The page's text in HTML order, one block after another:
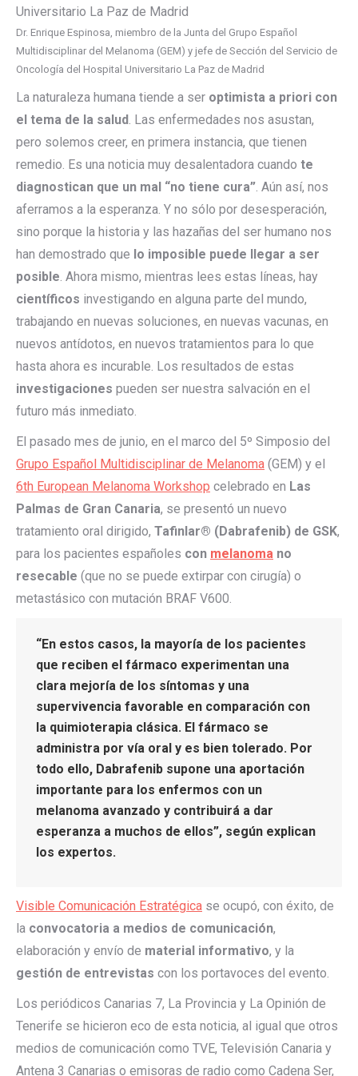
Dr. Enrique Espinosa, miembro de la Junta del Grupo Español
Multidisciplinar del Melanoma (GEM) y jefe de Sección del Servicio de
Oncología del Hospital Universitario La Paz de Madrid
La naturaleza humana tiende a ser optimista a priori con
el tema de la salud. Las enfermedades nos asustan,
pero solemos creer, en primera instancia, que tienen
remedio. Es una noticia muy desalentadora cuando te
diagnostican que un mal “no tiene cura”. Aún así, nos
aferramos a la esperanza. Y no sólo por desesperación,
sino porque la historia y las hazañas del ser humano nos
han demostrado que lo imposible puede llegar a ser
posible. Ahora mismo, mientras lees estas líneas, hay
científicos investigando en alguna parte del mundo,
trabajando en nuevas soluciones, en nuevas vacunas, en
nuevos antídotos, en nuevos tratamientos para lo que
hasta ahora es incurable. Los resultados de estas
investigaciones pueden ser nuestra salvación en el
futuro más inmediato.
El pasado mes de junio, en el marco del 5º Simposio del
Grupo Español Multidisciplinar de Melanoma (GEM) y el
6th European Melanoma Workshop celebrado en Las
Palmas de Gran Canaria, se presentó un nuevo
tratamiento oral dirigido, Tafinlar® (Dabrafenib) de GSK,
para los pacientes españoles con melanoma no
resecable (que no se puede extirpar con cirugía) o
metastásico con mutación BRAF V600.
“En estos casos, la mayoría de los pacientes
que reciben el fármaco experimentan una
clara mejoría de los síntomas y una
supervivencia favorable en comparación con
la quimioterapia clásica. El fármaco se
administra por vía oral y es bien tolerado. Por
todo ello, Dabrafenib supone una aportación
importante para los enfermos con un
melanoma avanzado y contribuirá a dar
esperanza a muchos de ellos”, según explican
los expertos.
Visible Comunicación Estratégica se ocupó, con éxito, de
la convocatoria a medios de comunicación,
elaboración y envío de material informativo, y la
gestión de entrevistas con los portavoces del evento.
Los periódicos Canarias 7, La Provincia y La Opinión de
Tenerife se hicieron eco de esta noticia, al igual que otros
medios de comunicación como TVE, Televisión Canaria y
Antena 3 Canarias o emisoras de radio como Cadena Ser,